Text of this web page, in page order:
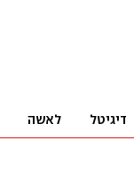
דיגיטל לאשה